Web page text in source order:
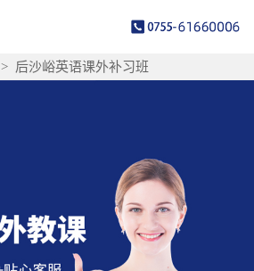
> 后沙峪英语课外补习班